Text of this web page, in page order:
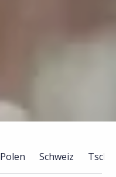
Polen Schweiz